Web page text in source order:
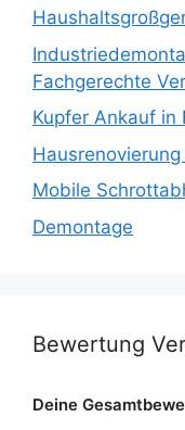
Fachgerechte
Kupfer Ankauf in
Mobile
Demontage
Bewertung
Deine